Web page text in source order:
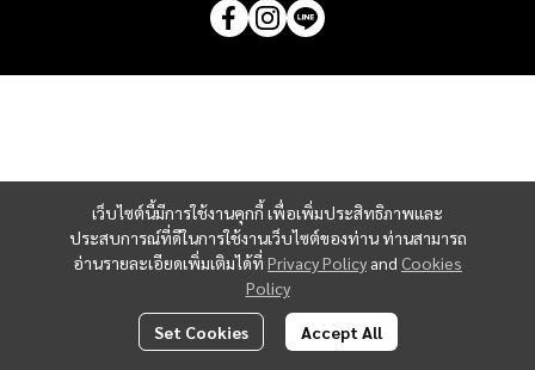
เว็บไซต์นี้มีการใช้งานคุกกี้ เพื่อเพิ่มประสิทธิภาพและ
ประสบการณ์ที่ดีในการใช้งานเว็บไซต์ของท่าน ท่านสามารถ
อ่านรายละเอียดเพิ่มเติมได้ที่ Privacy Policy and Cookies
Policy
Set Cookies Accept All